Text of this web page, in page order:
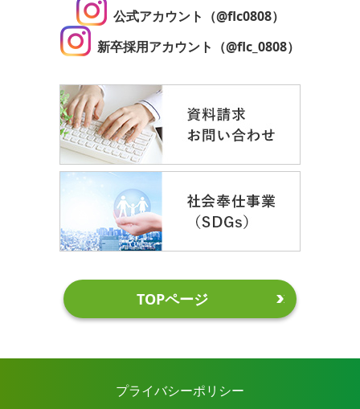
公式アカウント（@flc0808）
新卒採用アカウント（@flc_0808）
TOPページ
プライバシーポリシー